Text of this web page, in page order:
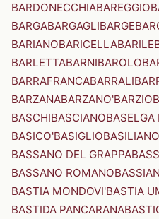
BARDONECCHIABAREGGIO
BARGABARGAGLIBARGE
BARIANOBARICELLABARILE
BARLETTABARNIBAROLO
BARRAFRANCABARRALI
BARZANABARZANO'BARZIO
BASCHIBASCIANOBASELGA
BASICO'BASIGLIOBASILIANO
BASSANO DEL GRAPPA
BASSANO ROMANO
BASTIA MONDOVI'BASTIA
BASTIDA PANCARANA